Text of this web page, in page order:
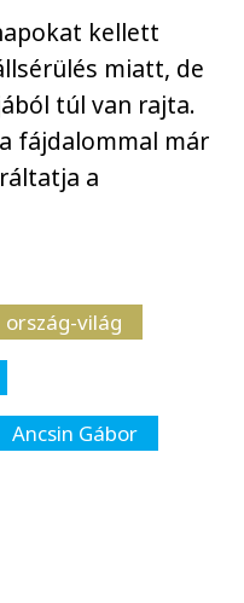
kellett
miatt, de
túl van rajta.
fájdalommal már
a
ország-világ
Ancsin Gábor